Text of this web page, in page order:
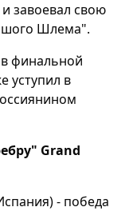
завоевал свою
Шлема".
финальной
уступил в
Grand
- победа